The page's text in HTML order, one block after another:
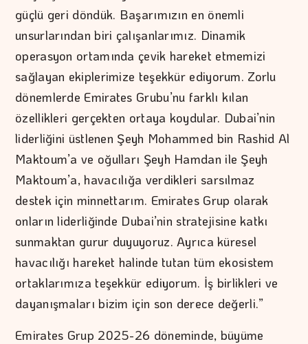
güçlü geri döndük. Başarımızın en önemli
unsurlarından biri çalışanlarımız. Dinamik
operasyon ortamında çevik hareket etmemizi
sağlayan ekiplerimize teşekkür ediyorum. Zorlu
dönemlerde Emirates Grubu’nu farklı kılan
özellikleri gerçekten ortaya koydular. Dubai’nin
liderliğini üstlenen Şeyh Mohammed bin Rashid Al
Maktoum’a ve oğulları Şeyh Hamdan ile Şeyh
Maktoum’a, havacılığa verdikleri sarsılmaz
destek için minnettarım. Emirates Grup olarak
onların liderliğinde Dubai’nin stratejisine katkı
sunmaktan gurur duyuyoruz. Ayrıca küresel
havacılığı hareket halinde tutan tüm ekosistem
ortaklarımıza teşekkür ediyorum. İş birlikleri ve
dayanışmaları bizim için son derece değerli.”
Emirates Grup 2025-26 döneminde, büyüme